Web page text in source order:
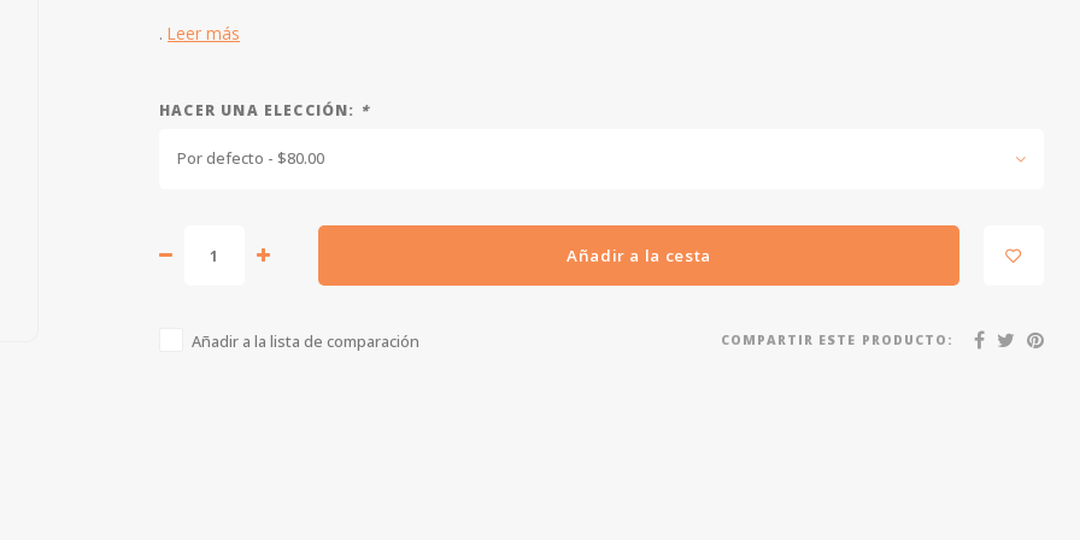
. Leer más
HACER UNA ELECCIÓN: *
Por defecto - $80.00
Añadir a la cesta
Añadir a la lista de comparación COMPARTIR ESTE PRODUCTO: